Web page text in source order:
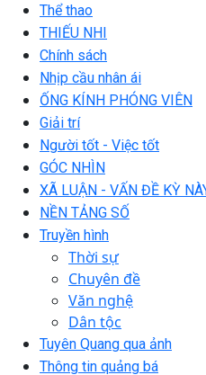
Thể thao
THIẾU NHI
Chính sách
Nhịp cầu nhân ái
ỐNG KÍNH PHÓNG VIÊN
Giải trí
Người tốt - Việc tốt
GÓC NHÌN
XÃ LUẬN - VẤN ĐỀ KỲ
NỀN TẢNG SỐ
Truyền hình
Thời sự
Chuyên đề
Văn nghệ
Dân tộc
Tuyên Quang qua ảnh
Thông tin quảng bá